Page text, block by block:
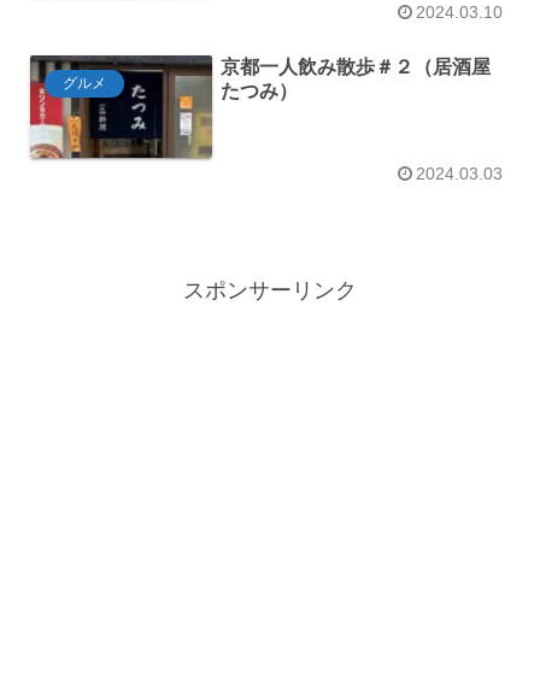
2024.03.10
グルメ
京都一人飲み散歩＃２（居酒屋
たつみ）
2024.03.03
スポンサーリンク